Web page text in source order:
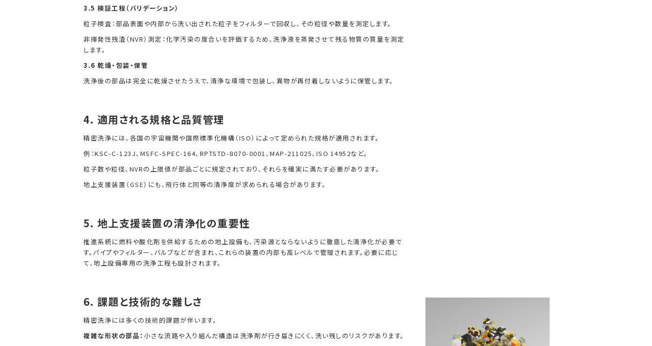
3.5 検証工程（バリデーション）
粒子検査：部品表面や内部から洗い出された粒子をフィルターで回収し、その粒径や数量を測定します。
非揮発性残渣（NVR）測定：化学汚染の度合いを評価するため、洗浄液を蒸発させて残る物質の質量を測定
します。
3.6 乾燥・包装・保管
洗浄後の部品は完全に乾燥させたうえで、清浄な環境で包装し、異物が再付着しないように保管します。
4. 適用される規格と品質管理
精密洗浄には、各国の宇宙機関や国際標準化機構（ISO）によって定められた規格が適用されます。
例：KSC-C-123J、MSFC-SPEC-164、RPTSTD-8070-0001、MAP-211025、ISO 14952など。
粒子数や粒径、NVRの上限値が部品ごとに規定されており、それらを確実に満たす必要があります。
地上支援装置（GSE）にも、飛行体と同等の清浄度が求められる場合があります。
5. 地上支援装置の清浄化の重要性
推進系統に燃料や酸化剤を供給するための地上設備も、汚染源とならないように徹底した清浄化が必要で
す。パイプやフィルター、バルブなどが含まれ、これらの装置の内部も高レベルで管理されます。必要に応じ
て、地上設備専用の洗浄工程も設計されます。
6. 課題と技術的な難しさ
精密洗浄には多くの技術的課題が伴います。
複雑な形状の部品： 小さな流路や入り組んだ構造は洗浄剤が行き届きにくく、洗い残しのリスクがあります。